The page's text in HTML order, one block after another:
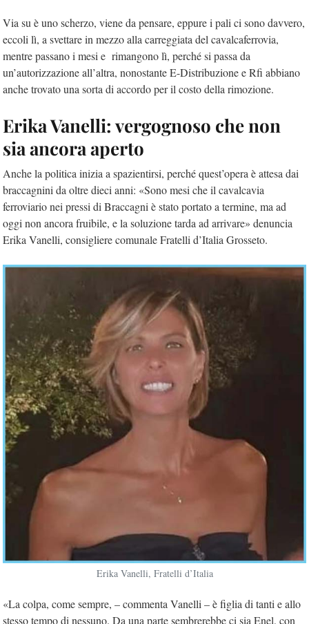
Via su è uno scherzo, viene da pensare, eppure i pali ci sono davvero,
eccoli lì, a svettare in mezzo alla carreggiata del cavalcaferrovia,
mentre passano i mesi e rimangono lì, perché si passa da
un’autorizzazione all’altra, nonostante E-Distribuzione e Rfi abbiano
anche trovato una sorta di accordo per il costo della rimozione.
Erika Vanelli: vergognoso che non
sia ancora aperto
Anche la politica inizia a spazientirsi, perché quest’opera è attesa dai
braccagnini da oltre dieci anni: «Sono mesi che il cavalcavia
ferroviario nei pressi di Braccagni è stato portato a termine, ma ad
oggi non ancora fruibile, e la soluzione tarda ad arrivare» denuncia
Erika Vanelli, consigliere comunale Fratelli d’Italia Grosseto.
Erika Vanelli, Fratelli d’Italia
«La colpa, come sempre, – commenta Vanelli – è figlia di tanti e allo
stesso tempo di nessuno. Da una parte sembrerebbe ci sia Enel, con